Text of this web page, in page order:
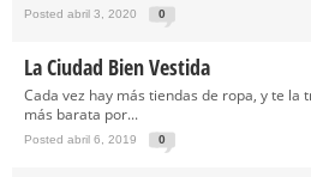
Posted abril 3, 2020 0
La Ciudad Bien Vestida
Cada vez hay más tiendas de ropa, y te la
más barata por...
Posted abril 6, 2019 0